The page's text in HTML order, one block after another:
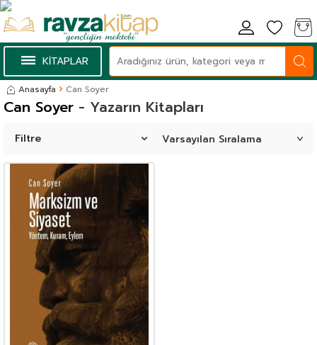
KİTAPLAR
Anasayfa Can Soyer
- Yazarın Kitapları
Can Soyer
Filtre